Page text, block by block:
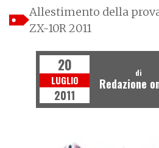
Allestimento della
ZX-10R 2011
20
LUGLIO
2011
di
Redazione